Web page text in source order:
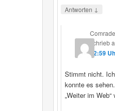
Antworten ↓
Comrade
schrieb
12:59
Stimmt nicht.
konnte es
„Weiter im Web“